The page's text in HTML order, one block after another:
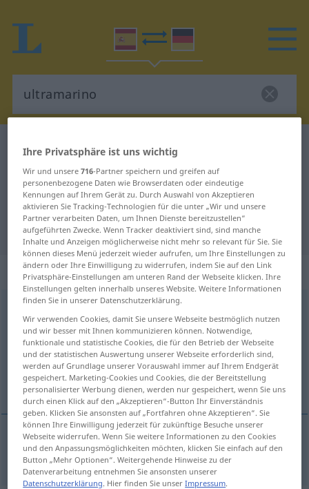
Spanisch-Deutsch Wörterbuch
Spanisch-Deutsch Übersetzung für
"ultramarino"
"ultramarino" Deutsch Übersetzung
„ultramarino“: adjetivo
ultramarino
Übersicht aller Übersetzungen
(Für mehr Details die Übersetzung anklicken/antippen)
überseeisch
überseeisch ultramarino
Ihre Privatsphäre ist uns wichtig
Wir und unsere716-Partner speichern und greifen auf
personenbezogene Daten wie Browserdaten oder eindeutige
Kennungen auf Ihrem Gerät zu. Durch Auswahl von Akzeptieren
aktivieren Sie Tracking-Technologien für die unter „Wir und unsere
Partner verarbeiten Daten, um Ihnen Dienste bereitzustellen“
aufgeführten Zwecke. Wenn Tracker deaktiviert sind, sind manche
Inhalte und Anzeigen möglicherweise nicht mehr so relevant für Sie. Sie
können dieses Menü jederzeit wieder aufrufen, um Ihre Einstellungen zu
ändern oder Ihre Einwilligung zu widerrufen, indem Sie auf den Link
Privatsphäre-Einstellungen am unteren Rand der Webseite klicken. Ihre
Einstellungen gelten innerhalb unseres Website. Weitere Informationen
finden Sie in unserer Datenschutzerklärung.
Wir verwenden Cookies, damit Sie unsere Webseite bestmöglich nutzen
und wir besser mit Ihnen kommunizieren können. Notwendige,
funktionale und statistische Cookies, die für den Betrieb der Webseite
und der statistischen Auswertung unserer Webseite erforderlich sind,
werden auf Grundlage unserer Vorauswahl immer auf Ihrem Endgerät
gespeichert. Marketing-Cookies und Cookies, die der Bereitstellung
personalisierter Werbung dienen, werden nur gespeichert, wenn Sie uns
durch einen Klick auf den „Akzeptieren“-Button Ihr Einverständnis
geben. Klicken Sie ansonsten auf „Fortfahren ohne Akzeptieren“. Sie
können Ihre Einwilligung jederzeit für zukünftige Besuche unserer
Webseite widerrufen. Wenn Sie weitere Informationen zu den Cookies
und den Anpassungsmöglichkeiten möchten, klicken Sie einfach auf den
Button „Mehr Optionen“. Weitergehende Hinweise zu der
Datenverarbeitung entnehmen Sie ansonsten unserer
Datenschutzerklärung. Hier finden Sie unserImpressum.